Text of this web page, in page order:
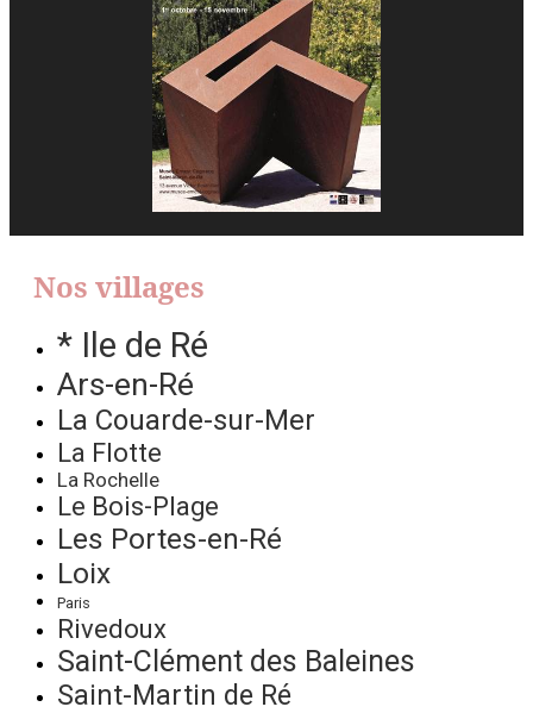
Nos villages
* Ile de Ré
Ars-en-Ré
La Couarde-sur-Mer
La Flotte
La Rochelle
Le Bois-Plage
Les Portes-en-Ré
Loix
Paris
Rivedoux
Saint-Clément des Baleines
Saint-Martin de Ré